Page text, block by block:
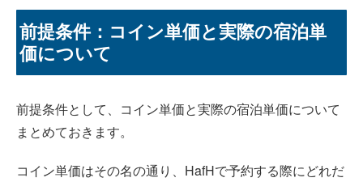
前提条件：コイン単価と実際の宿泊単
価について
前提条件として、コイン単価と実際の宿泊単価について
まとめておきます。
コイン単価はその名の通り、HafHで予約する際にどれだ